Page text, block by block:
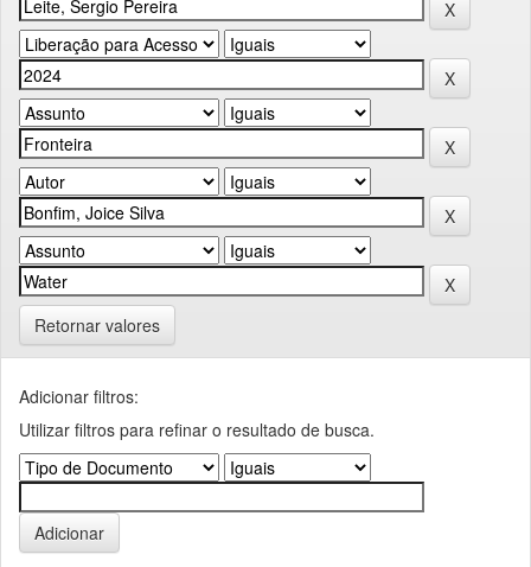
Retornar valores
Adicionar filtros:
Utilizar filtros para refinar o resultado de busca.